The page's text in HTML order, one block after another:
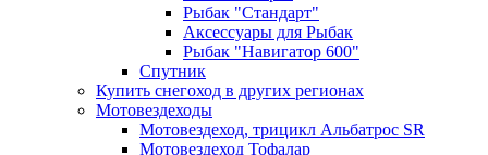
Рыбак "Стандарт"
Аксессуары для Рыбак
Рыбак "Навигатор 600"
Спутник
Купить снегоход в других регионах
Мотовездеходы
Мотовездеход, трицикл Альбатрос SR
Мотовездеход Тофалар